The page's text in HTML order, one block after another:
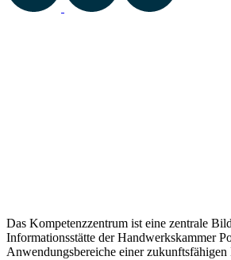
Das Kompetenzzentrum ist eine zentrale
Informationsstätte der Handwerkskammer
Anwendungsbereiche einer zukunftsfähigen